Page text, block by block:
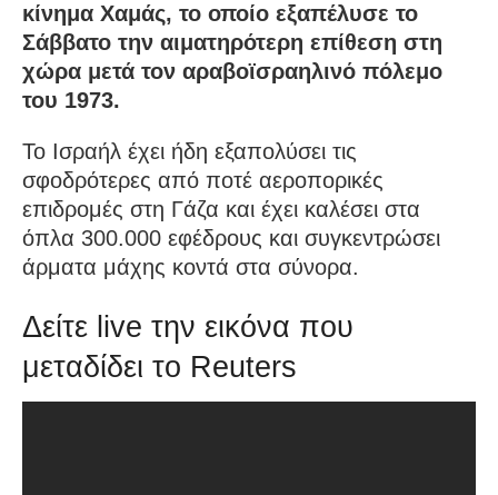
κίνημα Χαμάς, το οποίο εξαπέλυσε το
Σάββατο την αιματηρότερη επίθεση στη
χώρα μετά τον αραβοϊσραηλινό πόλεμο
του 1973.
Το Ισραήλ έχει ήδη εξαπολύσει τις
σφοδρότερες από ποτέ αεροπορικές
επιδρομές στη Γάζα και έχει καλέσει στα
όπλα 300.000 εφέδρους και συγκεντρώσει
άρματα μάχης κοντά στα σύνορα.
Δείτε live την εικόνα που
μεταδίδει το Reuters